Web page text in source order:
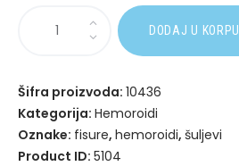
DODAJ U KORPU
Šifra proizvoda: 10436
Kategorija: Hemoroidi
Oznake: fisure, hemoroidi, šuljevi
Product ID: 5104